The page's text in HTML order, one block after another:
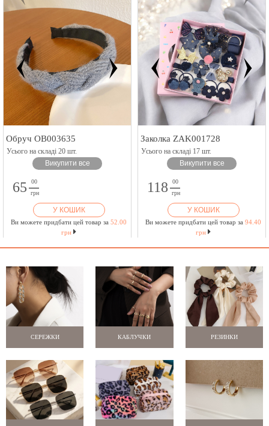
Обруч OB003635
Усього на складі 20 шт.
Викупити все
65
00
грн
У КОШИК
Ви можете придбати цей товар за 52.00
грн
Заколка ZAK001728
Усього на складі 17 шт.
Викупити все
118
00
грн
У КОШИК
Ви можете придбати цей товар за 94.40
грн
СЕРЕЖКИ КАБЛУЧКИ РЕЗИНКИ